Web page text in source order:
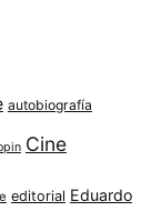
autobiografía
Cine
editorial Eduardo